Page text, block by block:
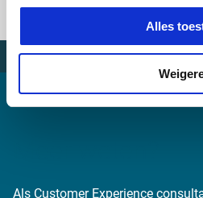
Alles
Als Customer Experience